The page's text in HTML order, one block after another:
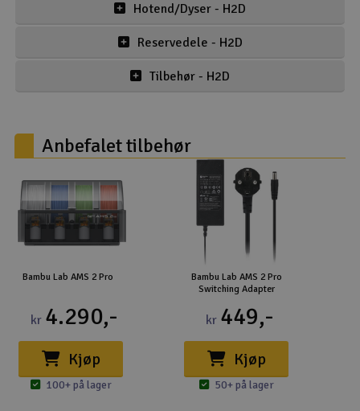
Hotend/Dyser - H2D
Reservedele - H2D
Tilbehør - H2D
Anbefalet tilbehør
Bambu Lab AMS 2 Pro
kr 4.290,-
Kjøp
100+ på lager
Bambu Lab AMS 2 Pro
Switching Adapter
kr 449,-
Kjøp
50+ på lager